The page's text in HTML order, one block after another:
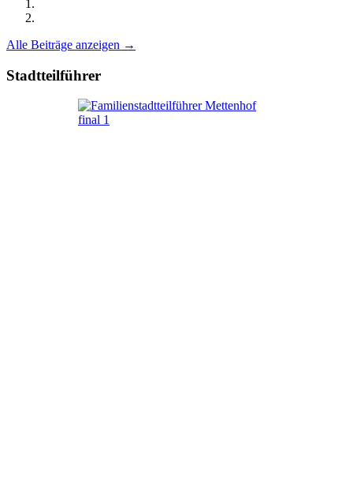
Alle Beiträge anzeigen →
Stadtteilführer